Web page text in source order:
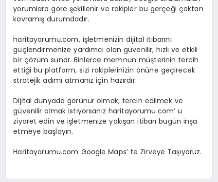
yorumlara göre şekillenir ve rakipler bu gerçeği çoktan
kavramış durumdadır.
haritayorumu.com, işletmenizin dijital itibarını
güçlendirmenize yardımcı olan güvenilir, hızlı ve etkili
bir çözüm sunar. Binlerce memnun müşterinin tercih
ettiği bu platform, sizi rakiplerinizin önüne geçirecek
stratejik adımı atmanız için hazırdır.
Dijital dünyada görünür olmak, tercih edilmek ve
güvenilir olmak istiyorsanız haritayorumu.com’ u
ziyaret edin ve işletmenize yakışan itibarı bugün inşa
etmeye başlayın.
Haritayorumu.com Google Maps’ te Zirveye Taşıyoruz.